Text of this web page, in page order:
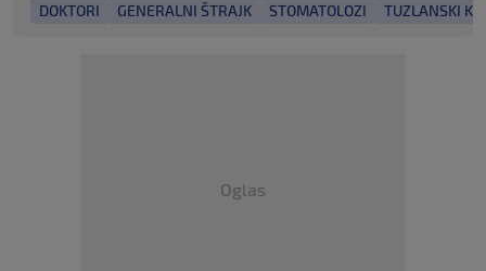
DOKTORI GENERALNI ŠTRAJK STOMATOLOZI TUZLANSKI
Oglas